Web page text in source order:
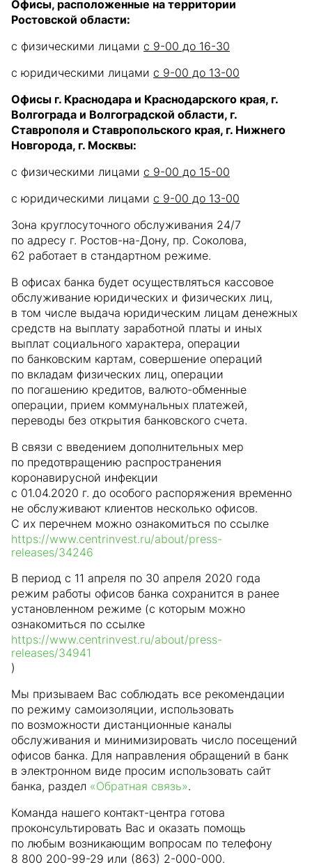
Офисы, расположенные на территории
Ростовской области:
с физическими лицами с 9-00 до 16-30
с юридическими лицами с 9-00 до 13-00
Офисы г. Краснодара и Краснодарского края, г.
Волгограда и Волгоградской области, г.
Ставрополя и Ставропольского края, г. Нижнего
Новгорода, г. Москвы:
с физическими лицами с 9-00 до 15-00
с юридическими лицами с 9-00 до 13-00
Зона круглосуточного обслуживания 24/7
по адресу г. Ростов-на-Дону, пр. Соколова,
62 работает в стандартном режиме.
В офисах банка будет осуществляться кассовое
обслуживание юридических и физических лиц,
в том числе выдача юридическим лицам денежных
средств на выплату заработной платы и иных
выплат социального характера, операции
по банковским картам, совершение операций
по вкладам физических лиц, операции
по погашению кредитов, валюто-обменные
операции, прием коммунальных платежей,
переводы без открытия банковского счета.
В связи с введением дополнительных мер
по предотвращению распространения
коронавирусной инфекции
с 01.04.2020 г. до особого распоряжения временно
не обслуживают клиентов несколько офисов.
С их перечнем можно ознакомиться по ссылке
https://www.centrinvest.ru/about/press-
releases/34246
В период с 11 апреля по 30 апреля 2020 года
режим работы офисов банка сохранится в ранее
установленном режиме (с которым можно
ознакомиться по ссылке
https://www.centrinvest.ru/about/press-
releases/34941
)
Мы призываем Вас соблюдать все рекомендации
по режиму самоизоляции, использовать
по возможности дистанционные каналы
обслуживания и минимизировать число посещений
офисов банка. Для направления обращений в банк
в электронном виде просим использовать сайт
банка, раздел «Обратная связь».
Команда нашего контакт-центра готова
проконсультировать Вас и оказать помощь
по любым возникающим вопросам по телефону
8 800 200-99-29 или (863) 2-000-000.